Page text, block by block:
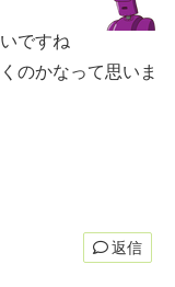
ですね
のかなって思いま
返信